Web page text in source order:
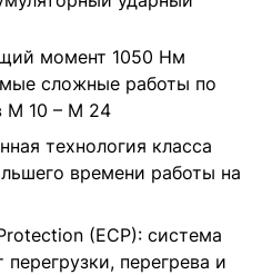
момент 1050 Нм
сложные работы по
10 – M 24
технология класса
времени работы на
(ECP): система
перегрева и